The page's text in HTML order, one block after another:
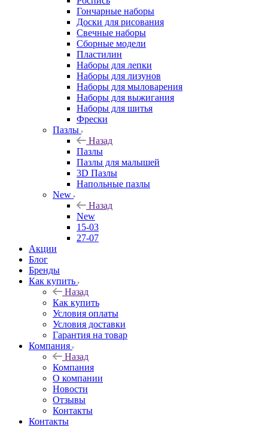
Гончарные наборы
Доски для рисования
Свечные наборы
Сборные модели
Пластилин
Наборы для лепки
Наборы для лизунов
Наборы для мыловарения
Наборы для выжигания
Наборы для шитья
Фрески
Пазлы
Назад
Пазлы
Пазлы для малышей
3D Пазлы
Напольные пазлы
New
Назад
New
15-03
27-07
Акции
Блог
Бренды
Как купить
Назад
Как купить
Условия оплаты
Условия доставки
Гарантия на товар
Компания
Назад
Компания
О компании
Новости
Отзывы
Контакты
Контакты